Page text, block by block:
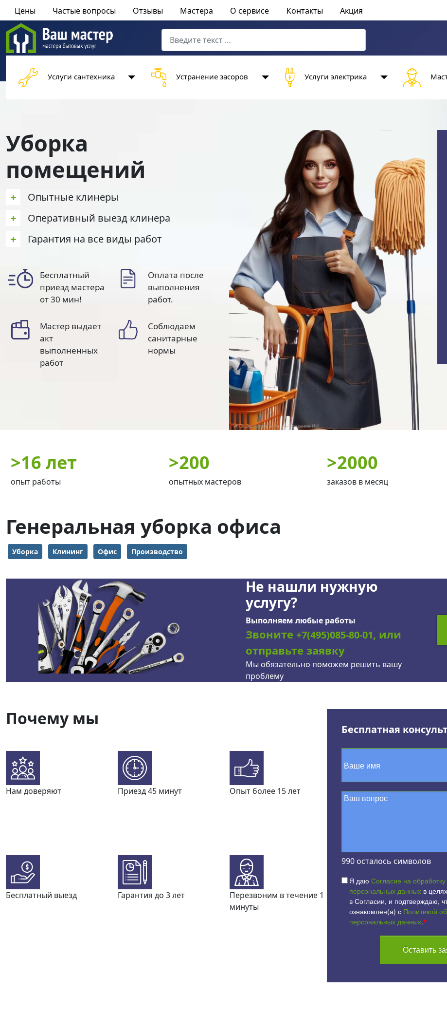
Цены Частые вопросы Отзывы Мастера О сервисе Контакты Акция
Поиск
Type 2 or more characters for results.
Услуги сантехника Устранение засоров Услуги электрика
Уборка
помещений
+ Опытные клинеры
+ Оперативный выезд клинера
+ Гарантия на все виды работ
Бесплатный
приезд мастера
от 30 мин!
Оплата после
выполнения
работ.
Мастер выдает
акт
выполненных
работ
Соблюдаем
санитарные
нормы
>16 лет
опыт работы
>200
опытных мастеров
>2000
заказов в месяц
Генеральная уборка офиса
Уборка Клининг Офис Производство
Не нашли нужную
услугу?
Выполняем любые работы
Звоните +7(495)085-80-01, или
отправьте заявку
Мы обязательно поможем решить вашу
проблему
Почему мы
Нам доверяют Приезд 45 минут Опыт более 15 лет
Бесплатный выезд Гарантия до 3 лет
Перезвоним в течение 1
минуты
Бесплатная
990 осталось символов
Я даю Согласие на
персональных данных в
в Согласии, и подтверждаю,
ознакомлен(а) с Политикой
персональных данных.*
Оставить